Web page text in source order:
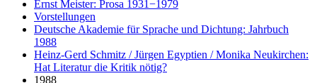
Ernst Meister: Prosa 1931−1979
Vorstellungen
Deutsche Akademie für Sprache und Dichtung: Jahrbuch
1988
Heinz-Gerd Schmitz / Jürgen Egyptien / Monika Neukirchen:
Hat Literatur die Kritik nötig?
1988